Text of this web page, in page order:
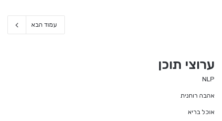
עמוד הבא
ערוצי תוכן
NLP
אהבה רוחנית
אוכל בריא